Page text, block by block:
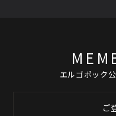
エルゴポック
ご